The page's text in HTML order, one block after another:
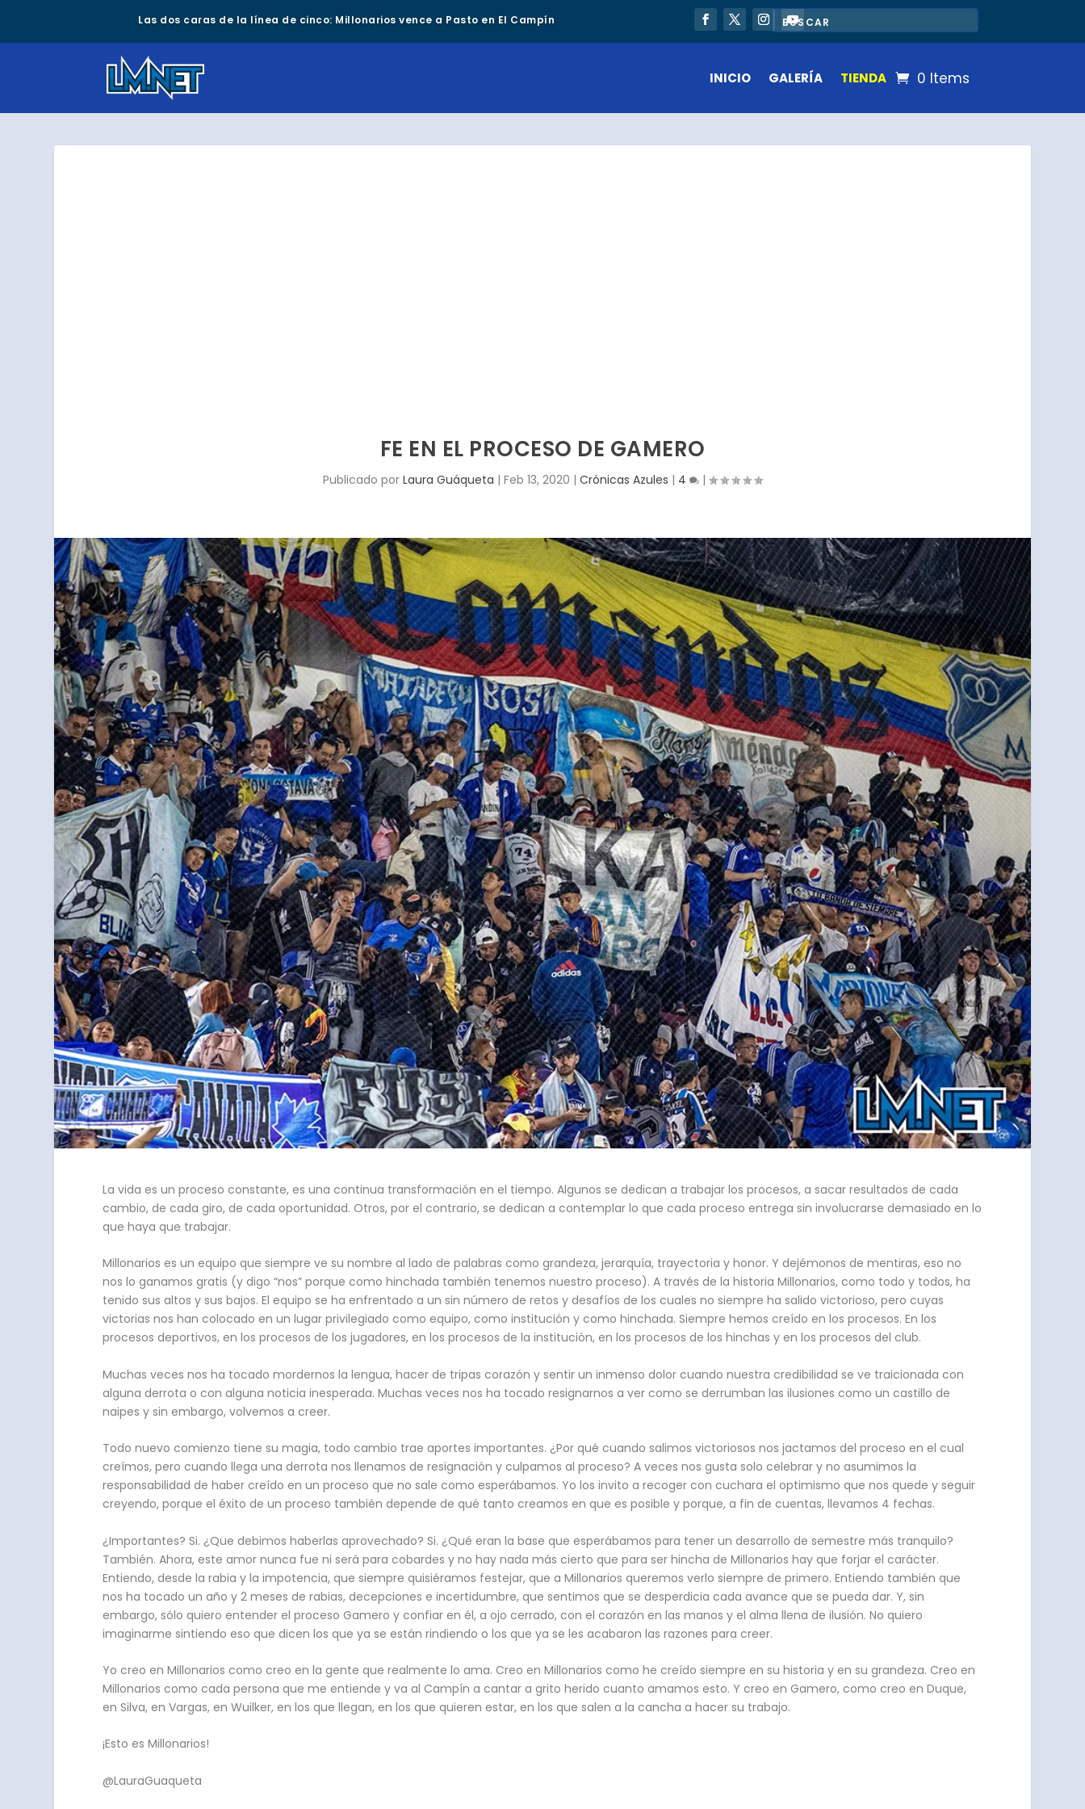
Las dos caras de la línea de cinco: Millonarios vence a Pasto en El Campín
INICIO GALERÍA TIENDA 0 Items
FE EN EL PROCESO DE GAMERO
Publicado por Laura Guáqueta | Feb 13, 2020 | Crónicas Azules | 4 |
La vida es un proceso constante, es una continua transformación en el tiempo. Algunos se dedican a trabajar los procesos, a sacar resultados de cada
cambio, de cada giro, de cada oportunidad. Otros, por el contrario, se dedican a contemplar lo que cada proceso entrega sin involucrarse demasiado en lo
que haya que trabajar.
Millonarios es un equipo que siempre ve su nombre al lado de palabras como grandeza, jerarquía, trayectoria y honor. Y dejémonos de mentiras, eso no
nos lo ganamos gratis (y digo “nos” porque como hinchada también tenemos nuestro proceso). A través de la historia Millonarios, como todo y todos, ha
tenido sus altos y sus bajos. El equipo se ha enfrentado a un sin número de retos y desafíos de los cuales no siempre ha salido victorioso, pero cuyas
victorias nos han colocado en un lugar privilegiado como equipo, como institución y como hinchada. Siempre hemos creído en los procesos. En los
procesos deportivos, en los procesos de los jugadores, en los procesos de la institución, en los procesos de los hinchas y en los procesos del club.
Muchas veces nos ha tocado mordernos la lengua, hacer de tripas corazón y sentir un inmenso dolor cuando nuestra credibilidad se ve traicionada con
alguna derrota o con alguna noticia inesperada. Muchas veces nos ha tocado resignarnos a ver como se derrumban las ilusiones como un castillo de
naipes y sin embargo, volvemos a creer.
Todo nuevo comienzo tiene su magia, todo cambio trae aportes importantes. ¿Por qué cuando salimos victoriosos nos jactamos del proceso en el cual
creímos, pero cuando llega una derrota nos llenamos de resignación y culpamos al proceso? A veces nos gusta solo celebrar y no asumimos la
responsabilidad de haber creído en un proceso que no sale como esperábamos. Yo los invito a recoger con cuchara el optimismo que nos quede y seguir
creyendo, porque el éxito de un proceso también depende de qué tanto creamos en que es posible y porque, a fin de cuentas, llevamos 4 fechas.
¿Importantes? Si. ¿Que debimos haberlas aprovechado? Si. ¿Qué eran la base que esperábamos para tener un desarrollo de semestre más tranquilo?
También. Ahora, este amor nunca fue ni será para cobardes y no hay nada más cierto que para ser hincha de Millonarios hay que forjar el carácter.
Entiendo, desde la rabia y la impotencia, que siempre quisiéramos festejar, que a Millonarios queremos verlo siempre de primero. Entiendo también que
nos ha tocado un año y 2 meses de rabias, decepciones e incertidumbre, que sentimos que se desperdicia cada avance que se pueda dar. Y, sin
embargo, sólo quiero entender el proceso Gamero y confiar en él, a ojo cerrado, con el corazón en las manos y el alma llena de ilusión. No quiero
imaginarme sintiendo eso que dicen los que ya se están rindiendo o los que ya se les acabaron las razones para creer.
Yo creo en Millonarios como creo en la gente que realmente lo ama. Creo en Millonarios como he creído siempre en su historia y en su grandeza. Creo en
Millonarios como cada persona que me entiende y va al Campín a cantar a grito herido cuanto amamos esto. Y creo en Gamero, como creo en Duque,
en Silva, en Vargas, en Wuilker, en los que llegan, en los que quieren estar, en los que salen a la cancha a hacer su trabajo.
¡Esto es Millonarios!
@LauraGuaqueta